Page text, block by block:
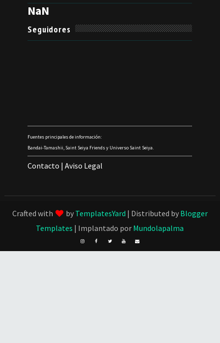
NaN
Seguidores
Fuentes principales de información:
Bandai-Tamashii, Saint Seiya Friends y Universo Saint Seiya.
Contacto |Aviso Legal
Crafted with by TemplatesYard | Distributed by Blogger
Templates | Implantado por Mundolapalma